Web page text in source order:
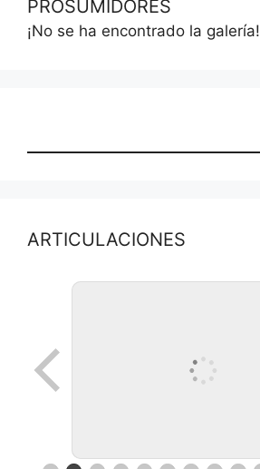
PROSUMIDORES
¡No se ha encontrado la galería!
ARTICULACIONES